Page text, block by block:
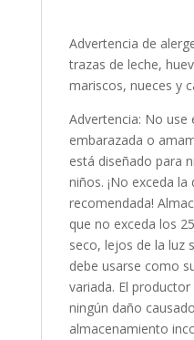
Advertencia de
trazas de leche,
mariscos, nueces y
Advertencia: No
embarazada o
está diseñado para
niños. ¡No exceda la
recomendada!
que no exceda los
seco, lejos de la luz
debe usarse como
variada. El
ningún daño
almacenamiento